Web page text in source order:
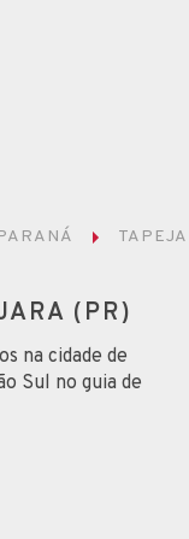
(PR)
na cidade de
Sul no guia de